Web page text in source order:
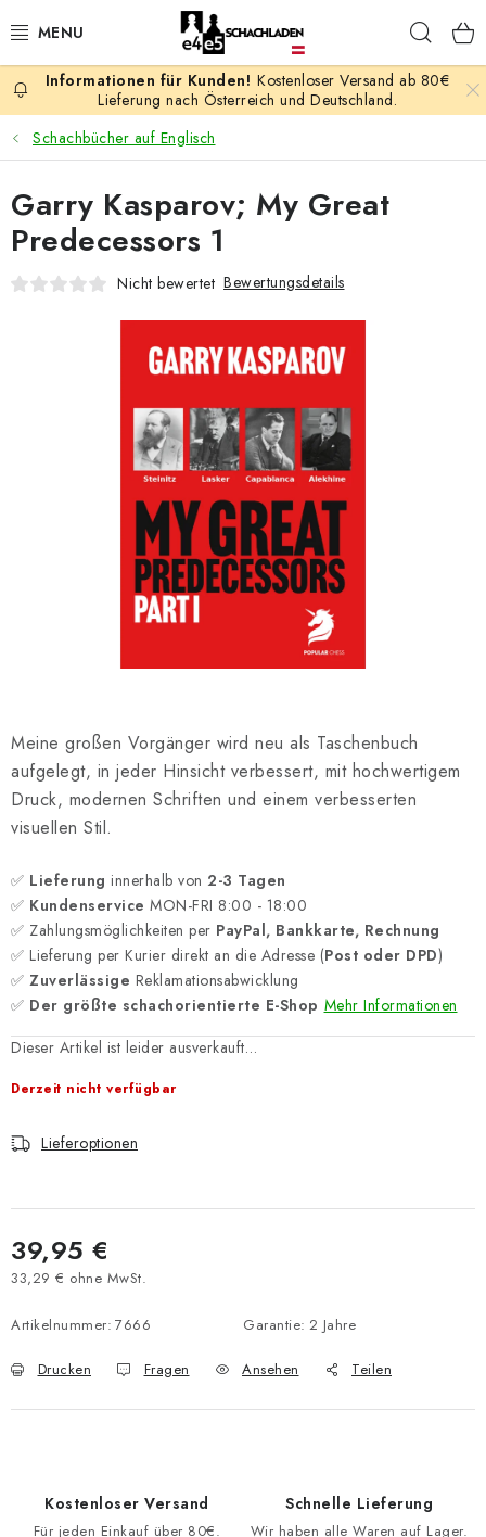
Inhalt
AKTION
SCHACHSPIELE
SCHACHFIGUREN
SCHACHUHREN
SCHACHBÜCHER
SCHACH-ANTIQUITÄTENLADEN
SCHACH ONLINE
SCHACH GESCHENKE
Kontakt FAQ Über uns
Schachblog
Geschäftsbedingungen
Kostenloser Versand ab 80€
Lieferung nach Österreich und Deutschland.
Schachbücher auf Englisch
Meine großen Vorgänger wird neu als Taschenbuch
aufgelegt, in jeder Hinsicht verbessert, mit hochwertigem
Druck, modernen Schriften und einem verbesserten
visuellen Stil.
✅ Lieferung innerhalb von 2-3 Tagen
✅ Kundenservice MON-FRI 8:00 - 18:00
✅ Zahlungsmöglichkeiten per PayPal, Bankkarte, Rechnung
✅ Lieferung per Kurier direkt an die Adresse (Post oder DPD)
✅ Zuverlässige Reklamationsabwicklung
✅ Der größte schachorientierte E-Shop Mehr Informationen
Dieser Artikel ist leider ausverkauft…
Derzeit nicht verfügbar
Lieferoptionen
39,95 €
33,29 € ohne MwSt.
Artikelnummer: 7666 Garantie: 2 Jahre
Drucken Fragen Ansehen Teilen
Garry Kasparov; My Great
Predecessors 1
Nicht bewertet Bewertungsdetails
Kostenloser Versand
Für jeden Einkauf über 80€.
Schnelle Lieferung
Wir haben alle Waren auf Lager.